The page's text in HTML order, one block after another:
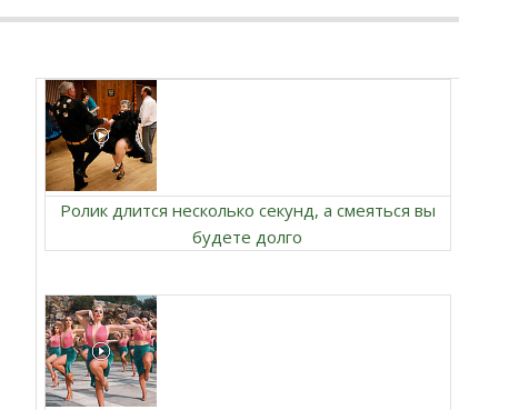
Ролик длится несколько секунд, а смеяться вы
будете долго